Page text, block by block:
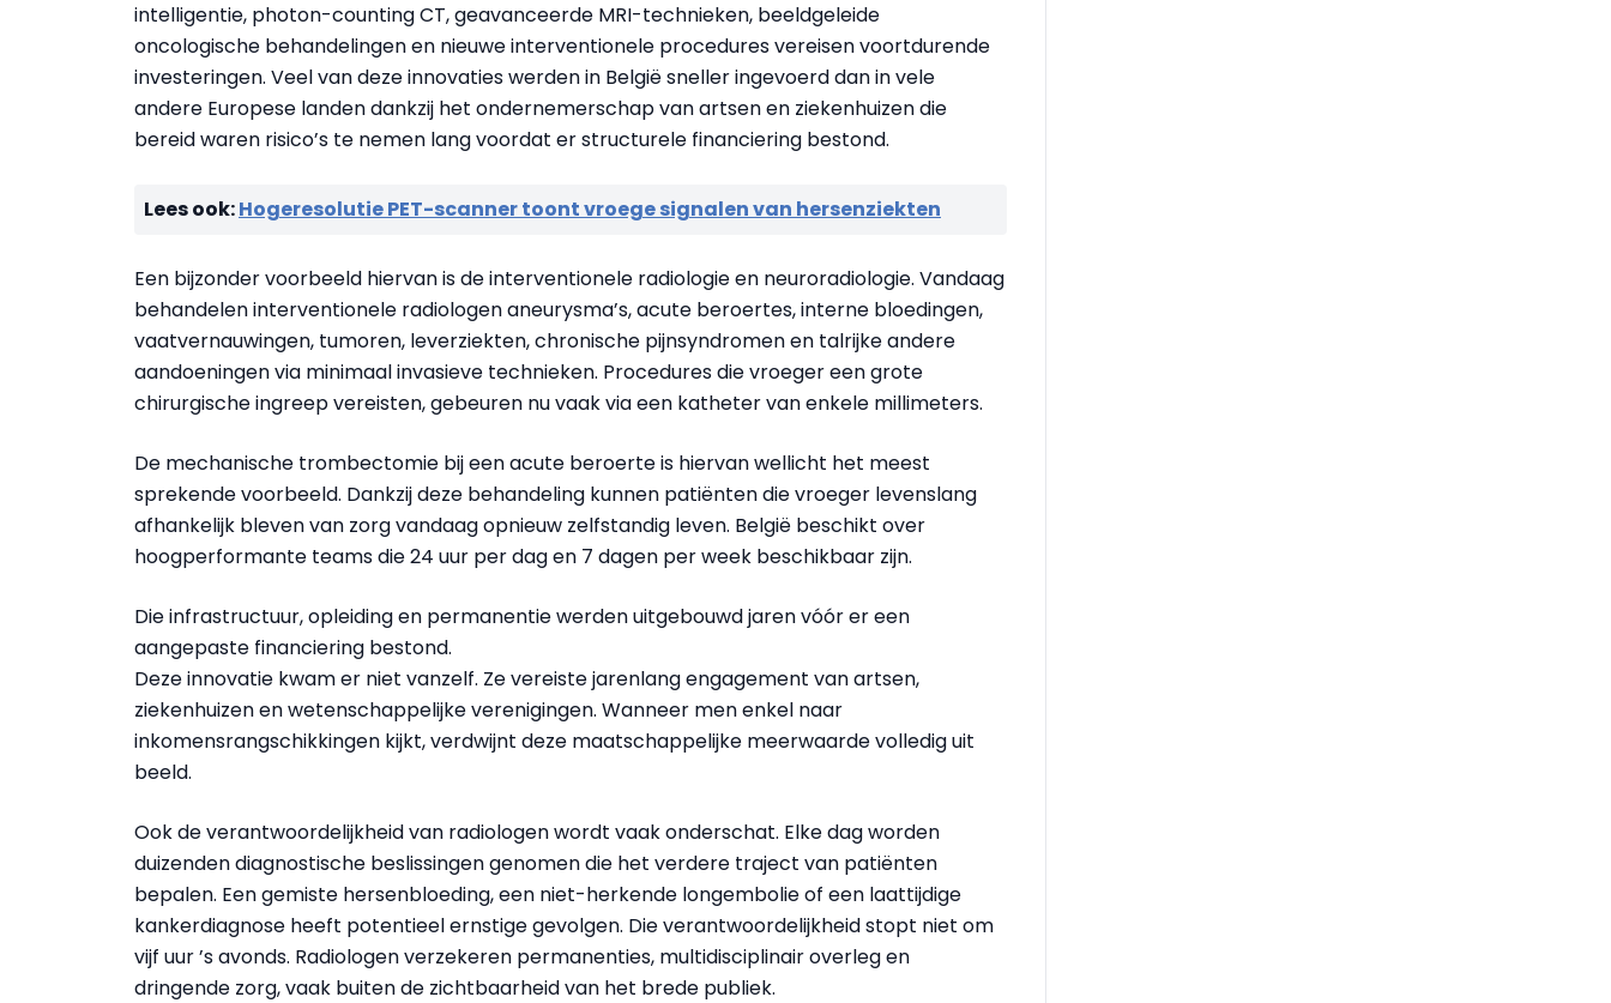
intelligentie, photon-counting CT, geavanceerde MRI-technieken, beeldgeleide
oncologische behandelingen en nieuwe interventionele procedures vereisen voortdurende
investeringen. Veel van deze innovaties werden in België sneller ingevoerd dan in vele
andere Europese landen dankzij het ondernemerschap van artsen en ziekenhuizen die
bereid waren risico’s te nemen lang voordat er structurele financiering bestond.
Lees ook:Hogeresolutie PET-scanner toont vroege signalen van hersenziekten
Een bijzonder voorbeeld hiervan is de interventionele radiologie en neuroradiologie. Vandaag
behandelen interventionele radiologen aneurysma’s, acute beroertes, interne bloedingen,
vaatvernauwingen, tumoren, leverziekten, chronische pijnsyndromen en talrijke andere
aandoeningen via minimaal invasieve technieken. Procedures die vroeger een grote
chirurgische ingreep vereisten, gebeuren nu vaak via een katheter van enkele millimeters.
De mechanische trombectomie bij een acute beroerte is hiervan wellicht het meest
sprekende voorbeeld. Dankzij deze behandeling kunnen patiënten die vroeger levenslang
afhankelijk bleven van zorg vandaag opnieuw zelfstandig leven. België beschikt over
hoogperformante teams die 24 uur per dag en 7 dagen per week beschikbaar zijn.
Die infrastructuur, opleiding en permanentie werden uitgebouwd jaren vóór er een
aangepaste financiering bestond.
Deze innovatie kwam er niet vanzelf. Ze vereiste jarenlang engagement van artsen,
ziekenhuizen en wetenschappelijke verenigingen. Wanneer men enkel naar
inkomensrangschikkingen kijkt, verdwijnt deze maatschappelijke meerwaarde volledig uit
beeld.
Ook de verantwoordelijkheid van radiologen wordt vaak onderschat. Elke dag worden
duizenden diagnostische beslissingen genomen die het verdere traject van patiënten
bepalen. Een gemiste hersenbloeding, een niet-herkende longembolie of een laattijdige
kankerdiagnose heeft potentieel ernstige gevolgen. Die verantwoordelijkheid stopt niet om
vijf uur ’s avonds. Radiologen verzekeren permanenties, multidisciplinair overleg en
dringende zorg, vaak buiten de zichtbaarheid van het brede publiek.